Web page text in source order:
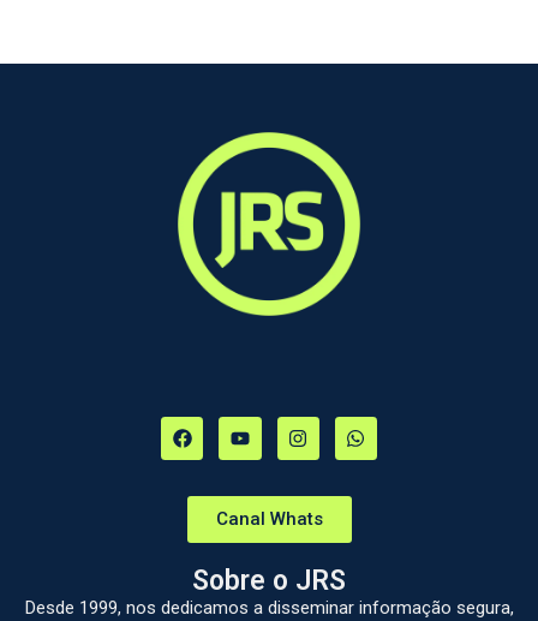
Canal Whats
Sobre o JRS
Desde 1999, nos dedicamos a disseminar informação segura,